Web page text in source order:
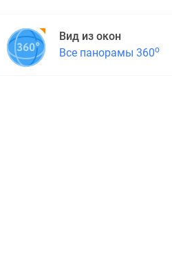
Вид из окон
Все панорамы 360о